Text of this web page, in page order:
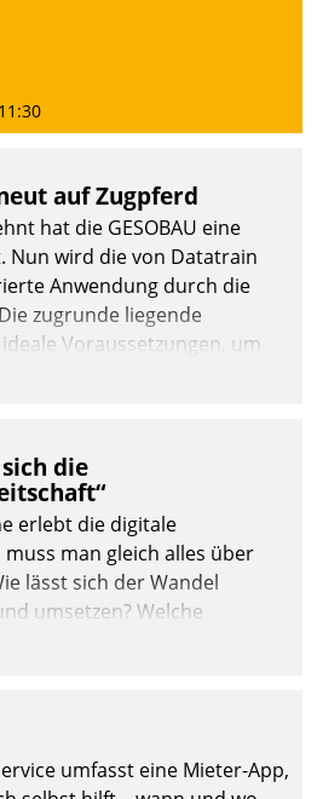
11:30
auf Zugpferd
hat die GESOBAU eine
Nun wird die von Datatrain
Anwendung durch die
zugrunde liegende
Voraussetzungen, um
zu erweitern und weitere
die
erlebt die digitale
man gleich alles über
lässt sich der Wandel
umsetzen? Welche
umfasst eine Mieter-App,